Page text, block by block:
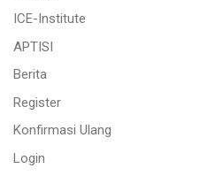
ICE-Institute
APTISI
Berita
Register
Konfirmasi Ulang
Login